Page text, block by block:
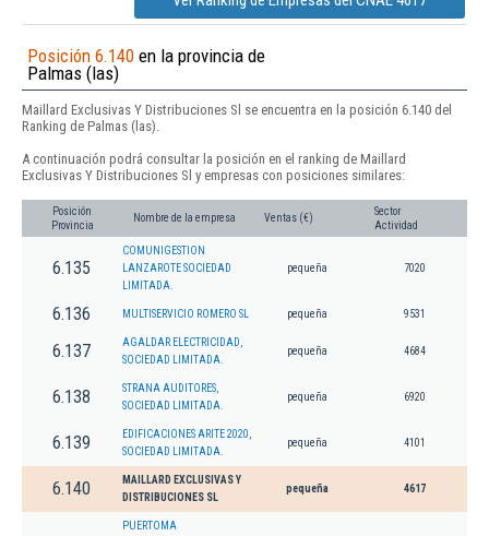
Posición 6.140 en la provincia de
Palmas (las)
Maillard Exclusivas Y Distribuciones Sl se encuentra en la posición 6.140 del
Ranking de Palmas (las).
A continuación podrá consultar la posición en el ranking de Maillard
Exclusivas Y Distribuciones Sl y empresas con posiciones similares:
Posición
Provincia
Nombre de la empresa Ventas (€)
Sector
Actividad
6.135
COMUNIGESTION
LANZAROTE SOCIEDAD
LIMITADA.
pequeña 7020
6.136 MULTISERVICIO ROMERO SL pequeña 9531
6.137
AGALDAR ELECTRICIDAD,
SOCIEDAD LIMITADA.
pequeña 4684
6.138
STRANA AUDITORES,
SOCIEDAD LIMITADA.
pequeña 6920
6.139
EDIFICACIONES ARITE 2020,
SOCIEDAD LIMITADA.
pequeña 4101
6.140
MAILLARD EXCLUSIVAS Y
DISTRIBUCIONES SL
pequeña 4617
PUERTOMA